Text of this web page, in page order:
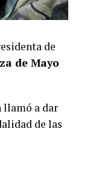
de
de Mayo
llamó a dar
de las